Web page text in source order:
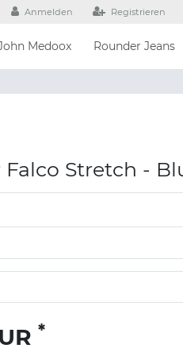
Anmelden Registrieren
Medoox Rounder Jeans
Falco Stretch -
*